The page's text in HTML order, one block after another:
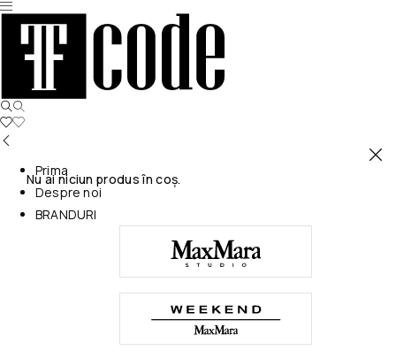
Nu ai niciun produs în coș.
Prima
Despre noi
BRANDURI